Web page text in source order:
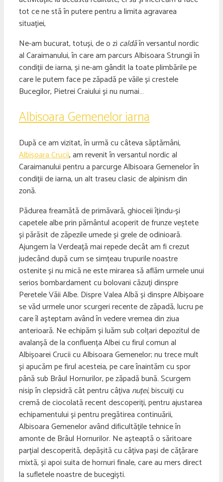
tot ce ne stă în putere pentru a limita agravarea
situației,
Ne-am bucurat, totuși, de o zi caldăîn versantul nordic
al Caraimanului, în care am parcurs Albisoara Strungii în
condiții de iarna, și ne-am gândit la toate plimbările pe
care le putem face pe zăpadă pe văile și crestele
Bucegilor, Pietrei Craiului și nu numai…
Albisoara Gemenelor iarna
După ce am vizitat, în urmă cu câteva săptămâni,
Albișoara Crucii, am revenit în versantul nordic al
Caraimanului pentru a parcurge Albisoara Gemenelor în
condiții de iarna, un alt traseu clasic de alpinism din
zonă.
Pădurea freamătă de primăvară, ghioceii îțindu-și
capetele albe prin pământul acoperit de frunze veștete
și părăsit de zăpezile umede și grele de odinioară.
Ajungem la Verdeață mai repede decât am fi crezut
judecând după cum se simțeau trupurile noastre
ostenite și nu mică ne este mirarea să aflăm urmele unui
serios bombardament cu bolovani căzuți dinspre
Peretele Văii Albe. Dispre Valea Albă și dinspre Albișoare
se văd urmele unor scurgeri recente de zăpadă, lucru pe
care îl așteptam având în vedere vremea din ziua
anterioară. Ne echipăm și luăm sub colțari depozitul de
avalanșă de la confluența Albei cu firul comun al
Albișoarei Crucii cu Albisoara Gemenelor; nu trece mult
și apucăm pe firul acesteia, pe care înaintăm cu spor
până sub Brâul Hornurilor, pe zăpadă bună. Scurgem
nisip în clepsidră cât pentru câțiva nuței,biscuiți cu
cremă de ciocolată recent descoperiți, pentru ajustarea
echipamentului și pentru pregătirea continuării,
Albisoara Gemenelor având dificultățile tehnice în
amonte de Brâul Hornurilor. Ne așteaptă o săritoare
parțial descoperită, depășită cu câțiva pași de cățărare
mixtă, și apoi suita de hornuri finale, care au mers direct
la sufletele noastre de bucegiști.